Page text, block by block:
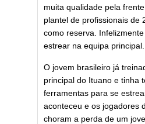
muita qualidade pela
plantel de profissionais de
como reserva.
estrear na equipa principal.
O jovem brasileiro já
principal do Ituano e tinha
ferramentas para se
aconteceu e os jogadores
choram a perda de um